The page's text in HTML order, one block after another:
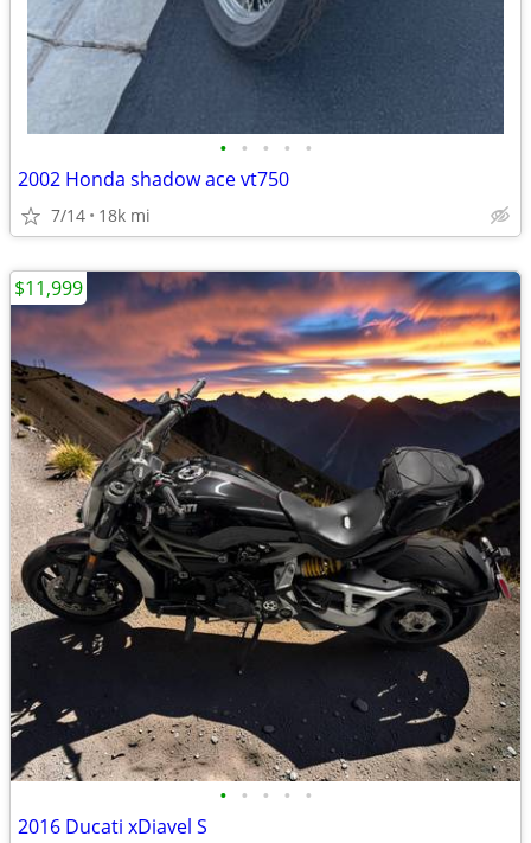
• • • • •
2002 Honda shadow ace vt750
7/14 18k mi
• • • • •
2016 Ducati xDiavel S
$11,999